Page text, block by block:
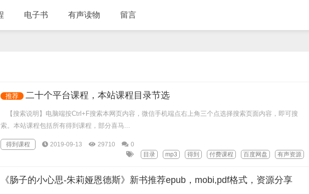
电子书 有声读物 留言
推荐 二十个平台课程，本站课程目录节选
【搜索说明】电脑端按Ctrl+F搜索本网页内容，微信手机端点右上角三个点选择搜索页面内容，即可搜
索。本站课程包括所有得到课程，部分喜马...
得到课程 2019-09-13 29710
0
目录
mp3 得到 付费课程 百度网盘 有声资源
《肠子的小心思-朱莉娅恩德斯》新书推荐epub，mobi,pdf格式，资源分享